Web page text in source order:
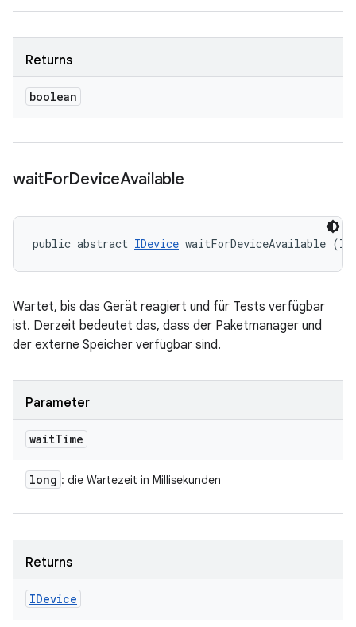
Returns
boolean
waitForDeviceAvailable
public abstract IDevice waitForDeviceAvailable
Wartet, bis das Gerät reagiert und für Tests verfügbar
ist. Derzeit bedeutet das, dass der Paketmanager und
der externe Speicher verfügbar sind.
Parameter
waitTime
long : die Wartezeit in Millisekunden
Returns
IDevice